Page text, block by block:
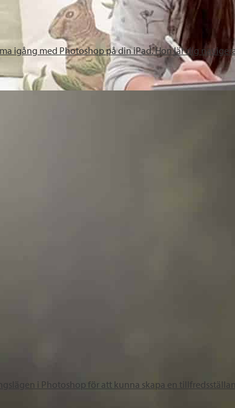
igång med Photoshop på din iPad. Hon lär dig
i Photoshop för att kunna skapa en